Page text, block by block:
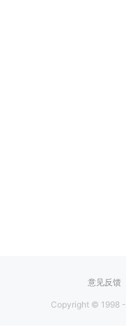
意见反馈
Copyright © 1998 -